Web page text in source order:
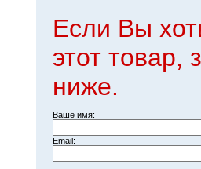
Если Вы
этот товар,
ниже.
Ваше имя:
Email: